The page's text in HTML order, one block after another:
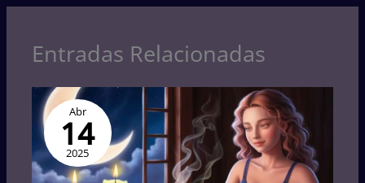
Entradas Relacionadas
Abr
14
2025